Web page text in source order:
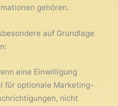
gehören.
auf Grundlage
eine Einwilligung
für optionale Marketing-
nicht